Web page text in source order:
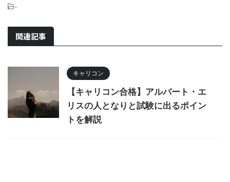
-
関連記事
キャリコン
【キャリコン合格】アルバート・エ
リスの人となりと試験に出るポイン
トを解説